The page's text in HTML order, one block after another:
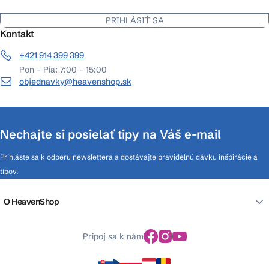
PRIHLÁSIŤ SA
Kontakt
+421 914 399 399
Pon - Pia: 7:00 - 15:00
objednavky@heavenshop.sk
Nechajte si posielať tipy na Váš e-mail
Prihláste sa k odberu newslettera a dostávajte pravidelnú dávku inšpirácie a
tipov.
O HeavenShop
Pripoj sa k nám